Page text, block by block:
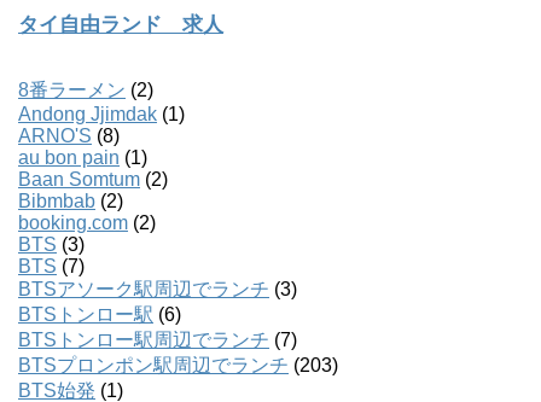
タイ自由ランド 求人
8番ラーメン (2)
Andong Jjimdak (1)
ARNO'S (8)
au bon pain (1)
Baan Somtum (2)
Bibmbab (2)
booking.com (2)
BTS (3)
BTS (7)
BTSアソーク駅周辺でランチ (3)
BTSトンロー駅 (6)
BTSトンロー駅周辺でランチ (7)
BTSプロンポン駅周辺でランチ (203)
BTS始発 (1)